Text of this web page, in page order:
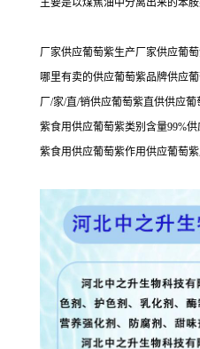
主要是以煤焦油中分离出来的苯胺
厂家供应葡萄紫生产厂家供应葡
哪里有卖的供应葡萄紫品牌供应
厂/家/直/销供应葡萄紫直供供应
紫食用供应葡萄紫类别含量99%
紫食用供应葡萄紫作用供应葡萄